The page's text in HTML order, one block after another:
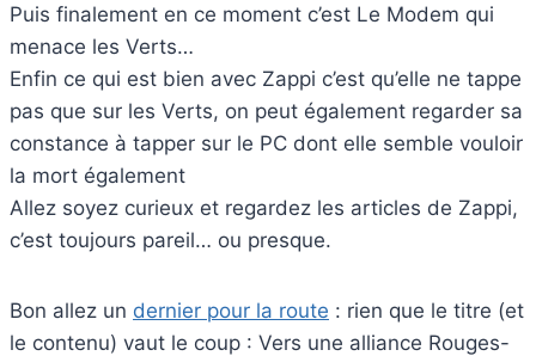
Puis finalement en ce moment c’est Le Modem qui
menace les Verts…
Enfin ce qui est bien avec Zappi c’est qu’elle ne tappe
pas que sur les Verts, on peut également regarder sa
constance à tapper sur le PC dont elle semble vouloir
la mort également
Allez soyez curieux et regardez les articles de Zappi,
c’est toujours pareil… ou presque.
Bon allez un dernier pour la route : rien que le titre (et
le contenu) vaut le coup : Vers une alliance Rouges-